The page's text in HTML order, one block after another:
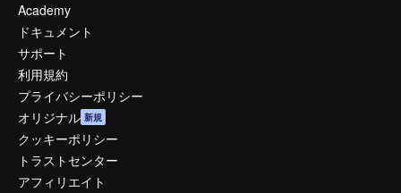
Academy
ドキュメント
サポート
利用規約
プライバシーポリシー
オリジナル 新規
クッキーポリシー
トラストセンター
アフィリエイト